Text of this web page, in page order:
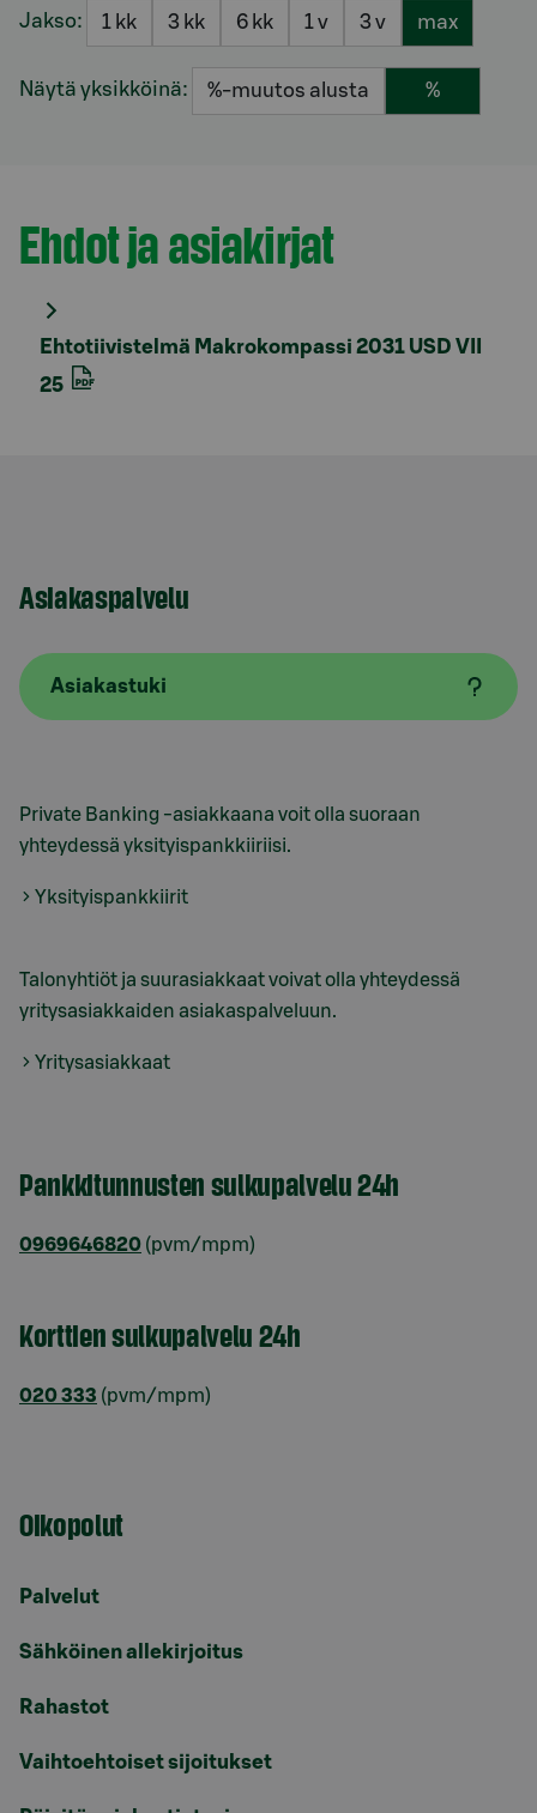
Jakso: 1 kk 3 kk 6 kk 1 v 3 v max
Näytä yksikköinä: %-muutos alusta %
Osio otsikolla
Ehdot ja asiakirjat
Ehtotiivistelmä Makrokompassi 2031 USD VII
25
Asiakaspalvelu
Asiakastuki
Private Banking -asiakkaana voit olla suoraan
yhteydessä yksityispankkiiriisi.
Yksityispankkiirit
Talonyhtiöt ja suurasiakkaat voivat olla yhteydessä
yritysasiakkaiden asiakaspalveluun.
Yritysasiakkaat
Pankkitunnusten sulkupalvelu 24h
0969646820 (pvm/mpm)
Korttien sulkupalvelu 24h
020 333 (pvm/mpm)
Oikopolut
Palvelut
Sähköinen allekirjoitus
Rahastot
Vaihtoehtoiset sijoitukset